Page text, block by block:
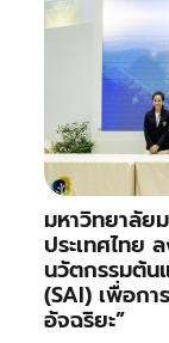
มหาวิทยาลัย
ประเทศไทย
นวัตกรรมต้
(SAI) เพื่อกา
อัจฉริยะ”